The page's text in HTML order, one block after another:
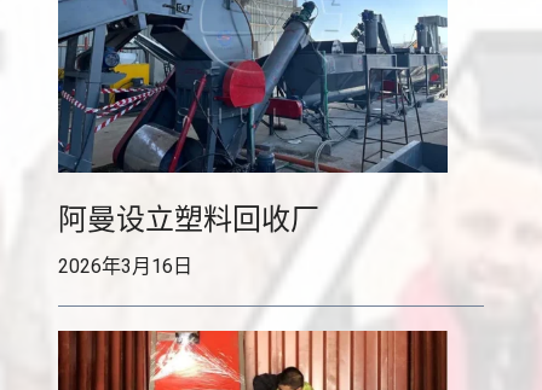
a
S
h
u
l
y
P
a
s
阿曼设立塑料回收厂
2026年3月16日